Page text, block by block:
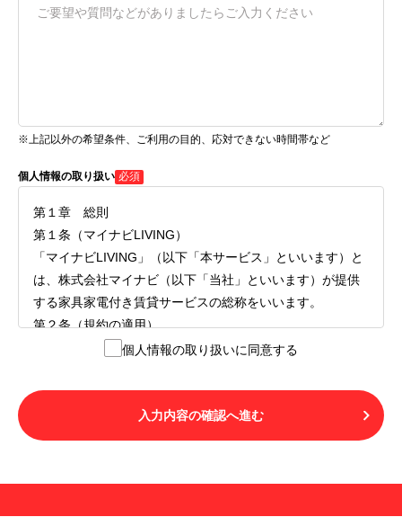
※上記以外の希望条件、ご利用の目的、応対できない時間帯など
個人情報の取り扱い 必須
第１章 総則
第１条（マイナビLIVING）
「マイナビLIVING」（以下「本サービス」といいます）と
は、株式会社マイナビ（以下「当社」といいます）が提供
する家具家電付き賃貸サービスの総称をいいます。
第２条（規約の適用）
１.本サービスを利用する者（以下「利用者」といいます）
LIVINGご契約にあたり取得する個人情報の取り扱いについ
て」の内容をすべて承諾したものとみなされます。不承諾
の意思表示は、本サービスを利用しないことをもってのみ
用することはできません。
個人情報の取り扱いに同意する
入力内容の確認へ進む